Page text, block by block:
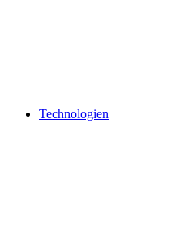
Technologien